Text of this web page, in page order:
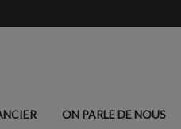
ON PARLE DE NOUS